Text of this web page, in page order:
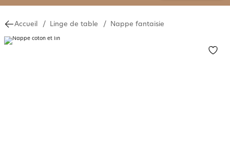
Accueil Linge de table Nappe fantaisie